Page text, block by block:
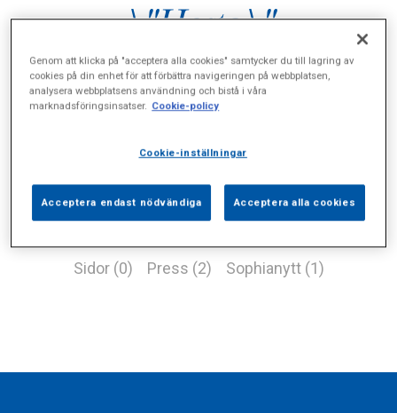
\"Hosta\"
Sidor (0) Press (2) Sophianytt (1)
Genom att klicka på "acceptera alla cookies" samtycker du till lagring av
cookies på din enhet för att förbättra navigeringen på webbplatsen,
analysera webbplatsens användning och bistå i våra
marknadsföringsinsatser. Cookie-policy
Cookie-inställningar
Acceptera endast nödvändiga Acceptera alla cookies